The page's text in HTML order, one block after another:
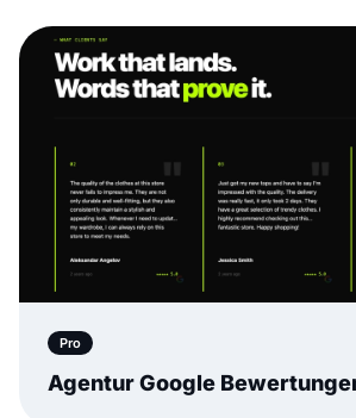
Pro
Agentur Google